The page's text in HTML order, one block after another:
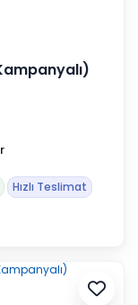
Hızlı Teslimat